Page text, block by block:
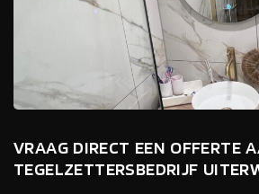
VRAAG DIRECT EEN OFFERTE
TEGELZETTERSBEDRIJF